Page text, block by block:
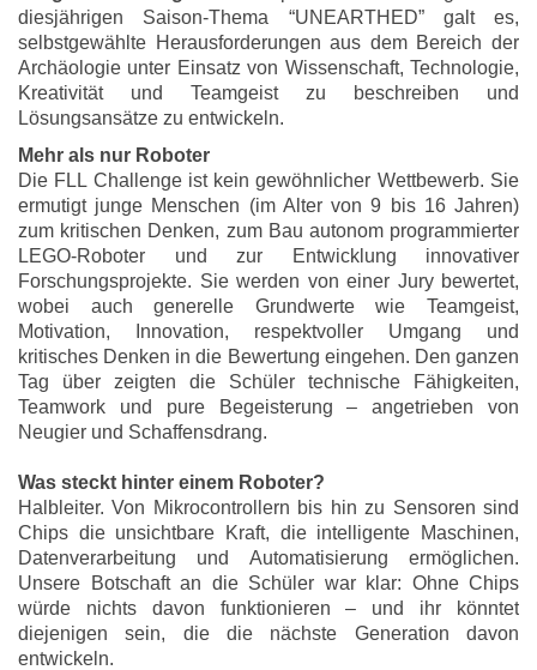
diesjährigen Saison-Thema “UNEARTHED” galt es,
selbstgewählte Herausforderungen aus dem Bereich der
Archäologie unter Einsatz von Wissenschaft, Technologie,
Kreativität und Teamgeist zu beschreiben und
Lösungsansätze zu entwickeln.
Mehr als nur Roboter
Die FLL Challenge ist kein gewöhnlicher Wettbewerb. Sie
ermutigt junge Menschen (im Alter von 9 bis 16 Jahren)
zum kritischen Denken, zum Bau autonom programmierter
LEGO-Roboter und zur Entwicklung innovativer
Forschungsprojekte. Sie werden von einer Jury bewertet,
wobei auch generelle Grundwerte wie Teamgeist,
Motivation, Innovation, respektvoller Umgang und
kritisches Denken in die Bewertung eingehen. Den ganzen
Tag über zeigten die Schüler technische Fähigkeiten,
Teamwork und pure Begeisterung – angetrieben von
Neugier und Schaffensdrang.
Was steckt hinter einem Roboter?
Halbleiter. Von Mikrocontrollern bis hin zu Sensoren sind
Chips die unsichtbare Kraft, die intelligente Maschinen,
Datenverarbeitung und Automatisierung ermöglichen.
Unsere Botschaft an die Schüler war klar: Ohne Chips
würde nichts davon funktionieren – und ihr könntet
diejenigen sein, die die nächste Generation davon
entwickeln.